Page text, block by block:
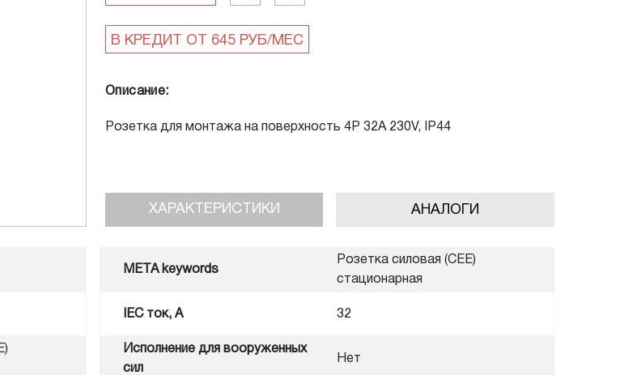
Описание:
Розетка для монтажа на поверхность 4P 32A 230V, IP44
АНАЛОГИ
ХАРАКТЕРИСТИКИ
META keywords
Розетка силовая (CEE)
стационарная
IEC ток, A 32
Исполнение для вооруженных
сил
Нет